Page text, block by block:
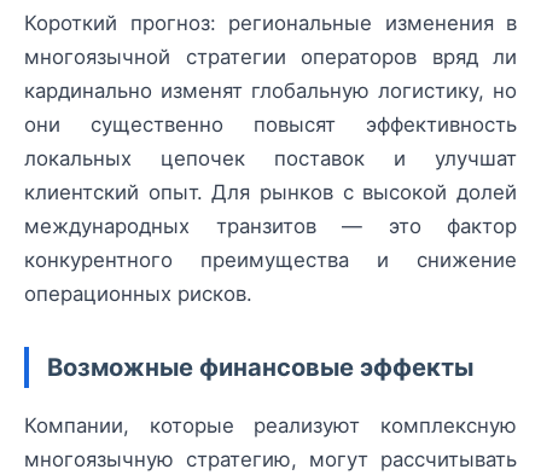
Короткий прогноз: региональные изменения в
многоязычной стратегии операторов вряд ли
кардинально изменят глобальную логистику, но
они существенно повысят эффективность
локальных цепочек поставок и улучшат
клиентский опыт. Для рынков с высокой долей
международных транзитов — это фактор
конкурентного преимущества и снижение
операционных рисков.
Возможные финансовые эффекты
Компании, которые реализуют комплексную
многоязычную стратегию, могут рассчитывать